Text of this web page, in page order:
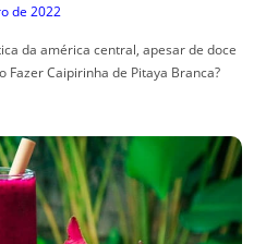
de 2022
da américa central, apesar de doce
Caipirinha de Pitaya Branca?